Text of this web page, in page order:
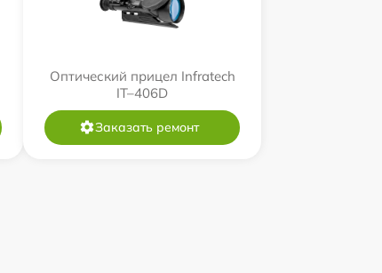
Оптический прицел Infratech
IT–406D
Заказать ремонт